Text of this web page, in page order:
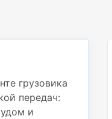
грузовика
передач:
и